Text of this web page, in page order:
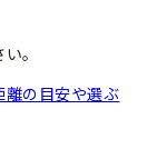
。
離の目安や選ぶ